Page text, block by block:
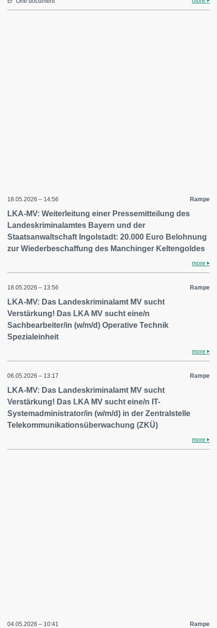
18.05.2026 – 14:56 Rampe
LKA-MV: Weiterleitung einer Pressemitteilung des
Landeskriminalamtes Bayern und der
Staatsanwaltschaft Ingolstadt: 20.000 Euro Belohnung
zur Wiederbeschaffung des Manchinger Keltengoldes
more
18.05.2026 – 13:56 Rampe
LKA-MV: Das Landeskriminalamt MV sucht
Verstärkung! Das LKA MV sucht eine/n
Sachbearbeiter/in (w/m/d) Operative Technik
Spezialeinheit
more
06.05.2026 – 13:17 Rampe
LKA-MV: Das Landeskriminalamt MV sucht
Verstärkung! Das LKA MV sucht eine/n IT-
Systemadministrator/in (w/m/d) in der Zentralstelle
Telekommunikationsüberwachung (ZKÜ)
more
04.05.2026 – 10:41 Rampe